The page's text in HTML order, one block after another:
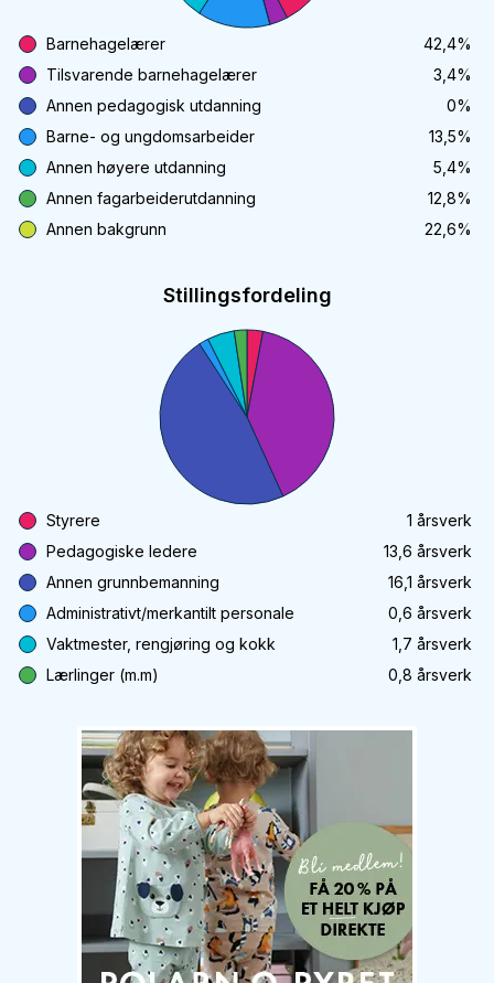
Barnehagelærer 42,4%
Tilsvarende barnehagelærer
3,4%
Annen pedagogisk utdanning
0%
Barne- og ungdomsarbeider
13,5%
Annen høyere utdanning
5,4%
Annen fagarbeiderutdanning
12,8%
Annen bakgrunn
22,6%
Stillingsfordeling
Styrere 1 årsverk
Pedagogiske ledere
13,6 årsverk
Annen grunnbemanning
16,1 årsverk
Administrativt/merkantilt personale
0,6 årsverk
Vaktmester, rengjøring og kokk
1,7 årsverk
Lærlinger (m.m)
0,8 årsverk